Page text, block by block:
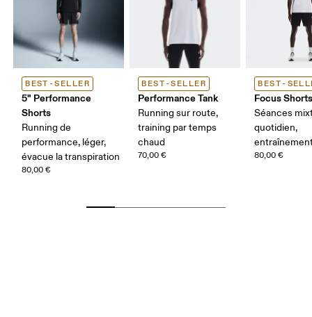
BEST-SELLER
5" Performance
Shorts
Running de
performance, léger,
évacue la transpiration
80,00 €
BEST-SELLER
Performance Tank
Running sur route,
training par temps
chaud
70,00 €
BEST-
Focus
Séances
quotidien,
80,00 €